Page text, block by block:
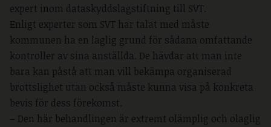
expert inom dataskyddslagstiftning till SVT.
Enligt experter som SVT har talat med måste
kommunen ha en laglig grund för sådana omfattande
kontroller av sina anställda. De hävdar att man inte
bara kan påstå att man vill bekämpa organiserad
brottslighet utan också måste kunna visa på konkreta
bevis för dess förekomst.
– Den här behandlingen är extremt olämplig och olaglig